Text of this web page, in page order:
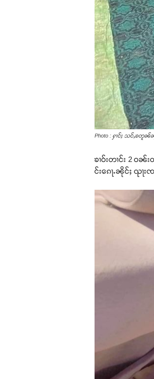
Photo : ႁၢင်ႈ သင်ႇၶတူၼ်ၼို
ၶၢဝ်းတၢင်း 2 ဝ
င်းၵေႃႉၼိုင်ႈ ၺႃး